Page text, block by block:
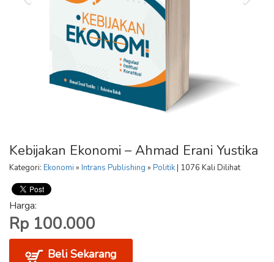
Kebijakan Ekonomi – Ahmad Erani Yustika
Kategori: Ekonomi » Intrans Publishing » Politik| 1076 Kali Dilihat
Harga:
Rp 100.000
Beli Sekarang